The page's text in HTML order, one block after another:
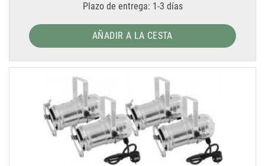
Plazo de entrega: 1-3 días
AÑADIR A LA CESTA